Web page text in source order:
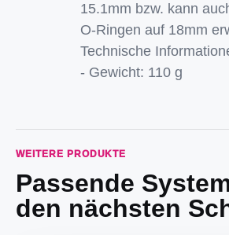
15.1mm bzw. kann
O-Ringen auf 18mm
Technische
- Gewicht: 110 g
WEITERE PRODUKTE
Passende
den nächsten